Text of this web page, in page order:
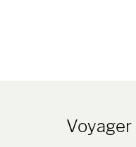
Voyager